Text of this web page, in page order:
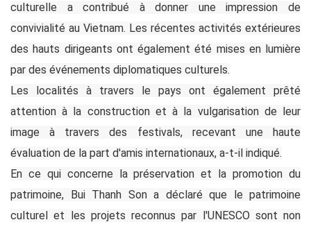
culturelle a contribué à donner une impression de
convivialité au Vietnam. Les récentes activités extérieures
des hauts dirigeants ont également été mises en lumière
par des événements diplomatiques culturels.
Les localités à travers le pays ont également prêté
attention à la construction et à la vulgarisation de leur
image à travers des festivals, recevant une haute
évaluation de la part d'amis internationaux, a-t-il indiqué.
En ce qui concerne la préservation et la promotion du
patrimoine, Bui Thanh Son a déclaré que le patrimoine
culturel et les projets reconnus par l'UNESCO sont non